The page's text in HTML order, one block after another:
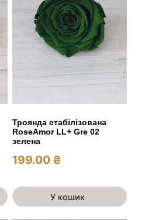
Троянда стабілізована
RoseAmor LL+ Gre 02
зелена
199.00 ₴
У кошик